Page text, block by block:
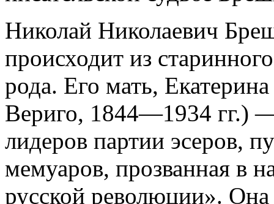
Николай Николаевич
происходит из
рода. Его мать,
Вериго, 1844—1934 гг.)
лидеров партии эсеров,
мемуаров, прозванная в
русской революции». Она